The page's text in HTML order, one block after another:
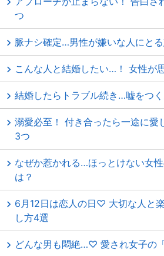
つ
脈ナシ確定…男性が嫌いな人にと
こんな人と結婚したい…！ 女性が
結婚したらトラブル続き…嘘をつ
溺愛必至！ 付き合ったら一途に愛
3つ
なぜか惹かれる…ほっとけない女
は？
6月12日は恋人の日♡ 大切な人と
し方4選
どんな男も悶絶…♡ 愛され女子の